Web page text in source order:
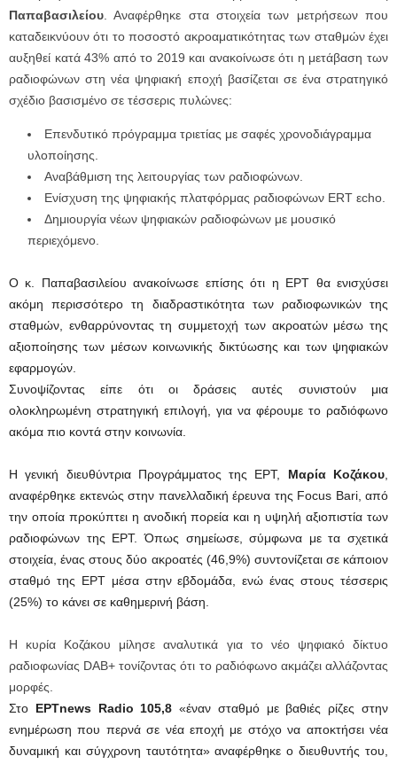
Παπαβασιλείου. Αναφέρθηκε στα στοιχεία των μετρήσεων που
καταδεικνύουν ότι το ποσοστό ακροαματικότητας των σταθμών έχει
αυξηθεί κατά 43% από το 2019 και ανακοίνωσε ότι η μετάβαση των
ραδιοφώνων στη νέα ψηφιακή εποχή βασίζεται σε ένα στρατηγικό
σχέδιο βασισμένο σε τέσσερις πυλώνες:
Επενδυτικό πρόγραμμα τριετίας με σαφές χρονοδιάγραμμα
υλοποίησης.
Αναβάθμιση της λειτουργίας των ραδιοφώνων.
Ενίσχυση της ψηφιακής πλατφόρμας ραδιοφώνων ERT εcho.
Δημιουργία νέων ψηφιακών ραδιοφώνων με μουσικό
περιεχόμενο.
Ο κ. Παπαβασιλείου ανακοίνωσε επίσης ότι η ΕΡΤ θα ενισχύσει
ακόμη περισσότερο τη διαδραστικότητα των ραδιοφωνικών της
σταθμών, ενθαρρύνοντας τη συμμετοχή των ακροατών μέσω της
αξιοποίησης των μέσων κοινωνικής δικτύωσης και των ψηφιακών
εφαρμογών.
Συνοψίζοντας είπε ότι οι δράσεις αυτές συνιστούν μια
ολοκληρωμένη στρατηγική επιλογή, για να φέρουμε το ραδιόφωνο
ακόμα πιο κοντά στην κοινωνία.
Η γενική διευθύντρια Προγράμματος της ΕΡΤ, Μαρία Κοζάκου,
αναφέρθηκε εκτενώς στην πανελλαδική έρευνα της Focus Bari, από
την οποία προκύπτει η ανοδική πορεία και η υψηλή αξιοπιστία των
ραδιοφώνων της ΕΡΤ. Όπως σημείωσε, σύμφωνα με τα σχετικά
στοιχεία, ένας στους δύο ακροατές (46,9%) συντονίζεται σε κάποιον
σταθμό της ΕΡΤ μέσα στην εβδομάδα, ενώ ένας στους τέσσερις
(25%) το κάνει σε καθημερινή βάση.
Η κυρία Κοζάκου μίλησε αναλυτικά για το νέο ψηφιακό δίκτυο
ραδιοφωνίας DAB+ τονίζοντας ότι το ραδιόφωνο ακμάζει αλλάζοντας
μορφές.
Στο ΕΡΤnews Radio 105,8 «έναν σταθμό με βαθιές ρίζες στην
ενημέρωση που περνά σε νέα εποχή με στόχο να αποκτήσει νέα
δυναμική και σύγχρονη ταυτότητα» αναφέρθηκε ο διευθυντής του,